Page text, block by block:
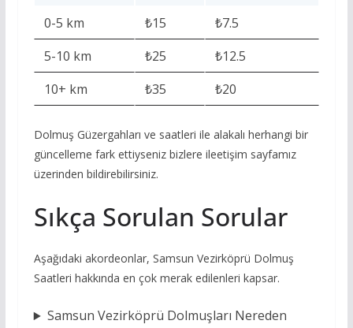
0-5 km
₺15
₺7.5
5-10 km
₺25
₺12.5
10+ km
₺35 ₺20
Dolmuş Güzergahları ve saatleri ile alakalı herhangi bir
güncelleme fark ettiyseniz bizlere ileetişim sayfamız
üzerinden bildirebilirsiniz.
Sıkça Sorulan Sorular
Aşağıdaki akordeonlar, Samsun Vezirköprü Dolmuş
Saatleri hakkında en çok merak edilenleri kapsar.
Samsun Vezirköprü Dolmuşları Nereden